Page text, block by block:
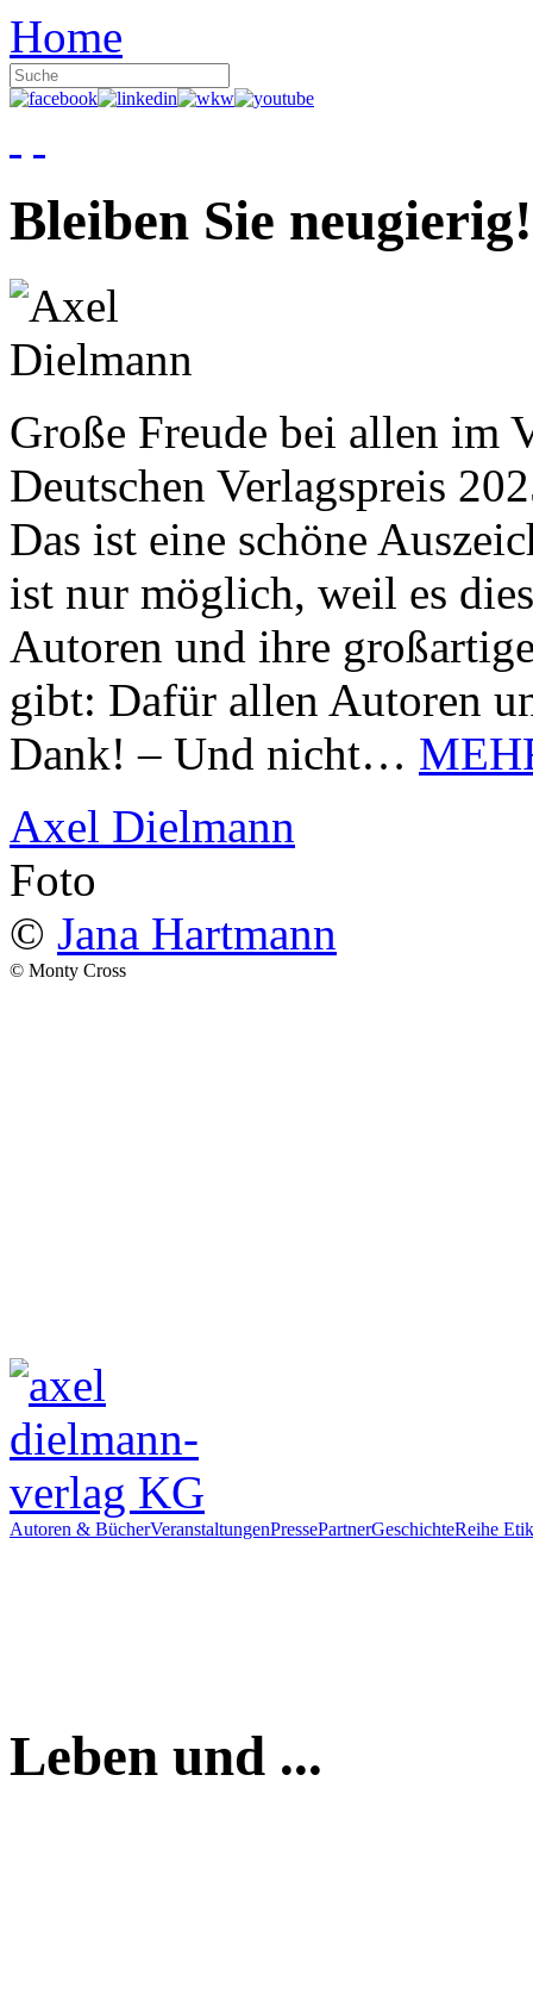
Home
Bleiben Sie neugierig!
Große Freude bei allen im
Deutschen Verlagspreis
Das ist eine schöne
ist nur möglich, weil es
Autoren und ihre
gibt: Dafür allen Autoren
Dank! – Und nicht…
Axel Dielmann
Foto
© Jana Hartmann
© Monty Cross
Autoren & BücherVeranstaltungenPressePartnerGeschichteReihe
Leben und ...